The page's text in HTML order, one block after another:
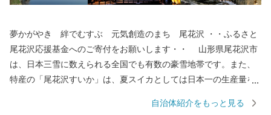
夢かがやき 絆でむすぶ 元気創造のまち 尾花沢 ・・ふるさと
尾花沢応援基金へのご寄付をお願いします・・ 山形県尾花沢市
は、日本三雪に数えられる全国でも有数の豪雪地帯です。また、
特産の「尾花沢すいか」は、夏スイカとしては日本一の生産量を
された徳良湖は、日本を代表する民謡「花笠音頭」の発祥地とな
自治体紹介をもっと見る